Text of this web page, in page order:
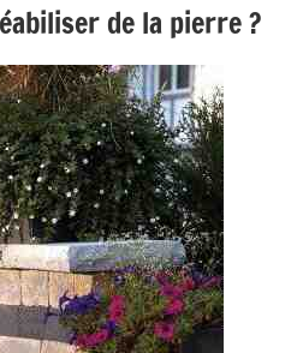
de la pierre ?